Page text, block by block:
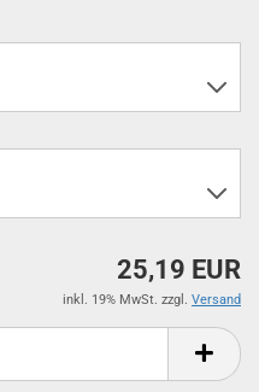
25,19 EUR
inkl. 19% MwSt. zzgl. Versand